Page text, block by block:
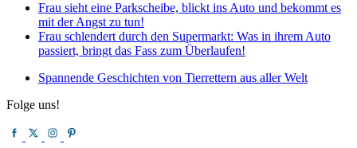
Frau sieht eine Parkscheibe, blickt ins Auto und bekommt es
mit der Angst zu tun!
Frau schlendert durch den Supermarkt: Was in ihrem Auto
passiert, bringt das Fass zum Überlaufen!
Spannende Geschichten von Tierrettern aus aller Welt
Folge uns!